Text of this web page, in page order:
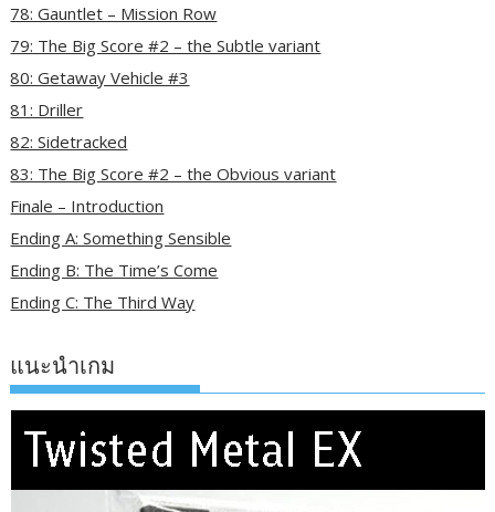
78: Gauntlet – Mission Row
79: The Big Score #2 – the Subtle variant
80: Getaway Vehicle #3
81: Driller
82: Sidetracked
83: The Big Score #2 – the Obvious variant
Finale – Introduction
Ending A: Something Sensible
Ending B: The Time’s Come
Ending C: The Third Way
แนะนำเกม